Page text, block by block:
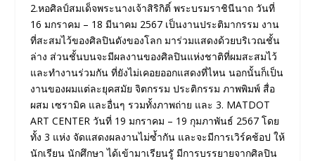
2.หอศิลป์สมเด็จพระนางเจ้าสิริกิติ์ พระบรมราชินีนาถ วันที่
16 มกราคม – 18 มีนาคม 2567 เป็นงานประติมากรรม งาน
ที่สะสมไว้ของศิลปินดังของโลก มาร่วมแสดงด้วยบริเวณชั้น
ล่าง ส่วนชั้นบนจะมีผลงานของศิลปินแห่งชาติที่ผมสะสมไว้
และทำงานร่วมกัน ที่ยังไม่เคอยออกแสดงที่ไหน นอกนั้นก็เป็น
งานของผมแต่ละยุคสมัย จิตกรรม ประติกรรม ภาพพิมพ์ สื่อ
ผสม เซรามิค และอื่นๆ รวมทั้งภาพถ่าย และ 3. MATDOT
ART CENTER วันที่ 19 มกราคม – 19 กุมภาพันธ์ 2567 โดย
ทั้ง 3 แห่ง จัดแสดงผลงานไม่ซ้ำกัน และจะมีการเวิร์คช้อป ให้
นักเรียน นักศึกษา ได้เข้ามาเรียนรูั มีการบรรยายจากศิลปิน